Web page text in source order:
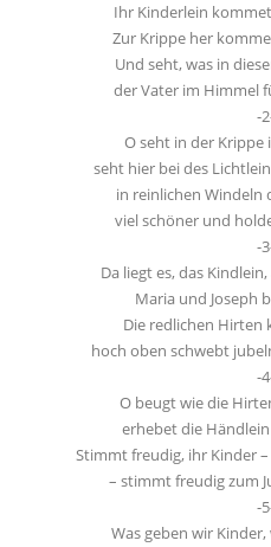
Ihr Kinderlein
Zur Krippe her
Und seht, was in
der Vater im Himmel
-
O seht in der Krippe
seht hier bei des
in reinlichen Windeln
viel schöner und
-
Da liegt es, das
Maria und Joseph
Die redlichen Hirten
hoch oben schwebt
-
O beugt wie die
erhebet die
Stimmt freudig, ihr Kinder –
– stimmt freudig zum
-
Was geben wir